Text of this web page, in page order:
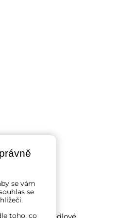
se věšely jedlové
se vám
se
toho, co